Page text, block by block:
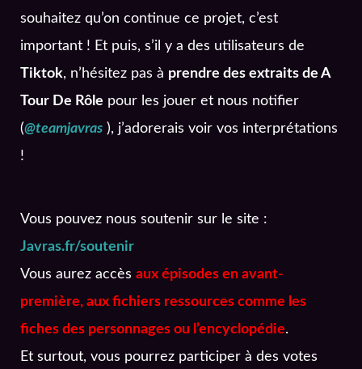
souhaitez qu’on continue ce projet, c’est
important ! Et puis, s’il y a des utilisateurs de
Tiktok, n’hésitez pas à prendre des extraits de A
Tour De Rôle pour les jouer et nous notifier
(@teamjavras ), j’adorerais voir vos interprétations
!
Vous pouvez nous soutenir sur le site :
Javras.fr/soutenir
Vous aurez accès aux épisodes en avant-
première, aux fichiers ressources comme les
fiches des personnages ou l’encyclopédie.
Et surtout, vous pourrez participer à des votes